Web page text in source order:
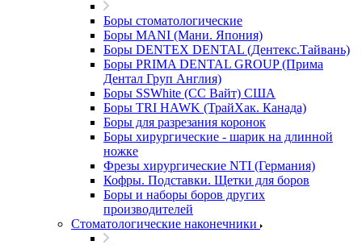
Боры стоматологические
Боры MANI (Мани. Япония)
Боры DENTEX DENTAL (Дентекс.Тайвань)
Боры PRIMA DENTAL GROUP (Прима
Дентал Груп Англия)
Боры SSWhite (СС Вайт) США
Боры TRI HAWK (ТрайХак. Канада)
Боры для разрезания коронок
Боры хирургические - шарик на длинной
ножке
Фрезы хирургические NTI (Германия)
Кофры. Подставки. Щетки для боров
Боры и наборы боров других
производителей
Стоматологические наконечники